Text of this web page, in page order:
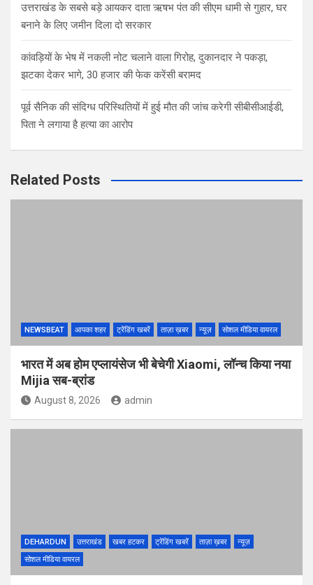
उत्तराखंड के सबसे बड़े आयकर दाता ऋषभ पंत की सीएम धामी से गुहार, घर
बनाने के लिए जमीन दिला दो सरकार
कांवड़ियों के भेष में नकली नोट चलाने वाला गिरोह, दुकानदार ने पकड़ा,
झटका देकर भागे, 30 हजार की फेक करेंसी बरामद
पूर्व सैनिक की संदिग्ध परिस्थितियों में हुई मौत की जांच करेगी सीबीसीआईडी,
पिता ने लगाया है हत्या का आरोप
Related Posts
NEWSBEAT आपका शहर ट्रेंडिंग खबरें ताज़ा ख़बर न्यूज़ सोशल मीडिया वायरल
भारत में अब होम एप्लायंसेज भी बेचेगी Xiaomi, लॉन्च किया नया
Mijia सब-ब्रांड
August 8, 2026 admin
DEHARDUN उत्तराखंड खबर हटकर ट्रेंडिंग खबरें ताज़ा ख़बर
न्यूज़
सोशल मीडिया वायरल